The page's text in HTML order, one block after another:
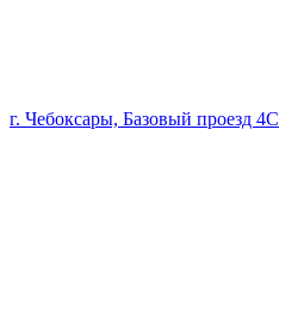
г. Чебоксары, Базовый проезд 4С